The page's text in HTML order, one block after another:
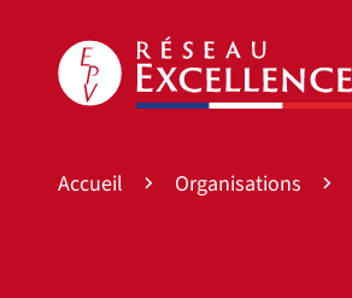
Accueil Organisations